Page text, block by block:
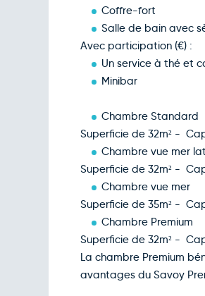
Coffre-fort
Salle de bain avec
Avec participation (€) :
Un service à thé et
Minibar
Chambre Standard
Superficie de 32m² -
Chambre vue mer
Superficie de 32m² -
Chambre vue mer
Superficie de 35m² -
Chambre Premium
Superficie de 32m² -
La chambre Premium
avantages du Savoy